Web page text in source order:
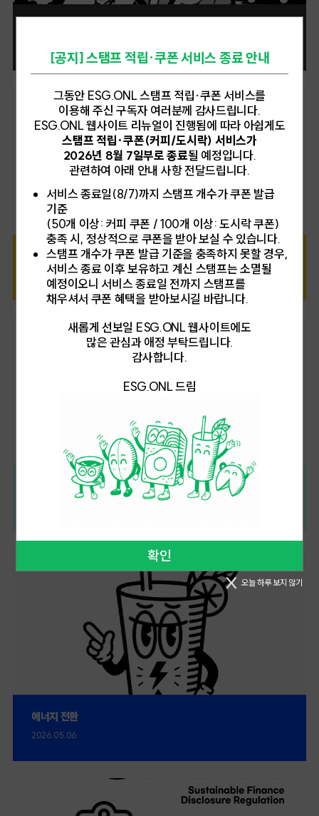
유럽지속가능성보고기준
2026.05.18
코리아 밸류업 지수
에너지 전환
2026.05.06
[공지] 스탬프 적립·쿠폰 서비스 종료 안내
그동안 ESG.ONL 스탬프 적립·쿠폰 서비스를
이용해 주신 구독자 여러분께 감사드립니다.
ESG.ONL 웹사이트 리뉴얼이 진행됨에 따라 아쉽게도
스탬프 적립·쿠폰(커피/도시락) 서비스가
2026년 8월 7일부로 종료될 예정입니다.
관련하여 아래 안내 사항 전달드립니다.
서비스 종료일(8/7)까지 스탬프 개수가 쿠폰 발급
기준
(50개 이상: 커피 쿠폰 / 100개 이상: 도시락 쿠폰)
충족 시, 정상적으로 쿠폰을 받아 보실 수 있습니다.
스탬프 개수가 쿠폰 발급 기준을 충족하지 못할 경우,
서비스 종료 이후 보유하고 계신 스탬프는 소멸될
예정이오니 서비스 종료일 전까지 스탬프를
채우셔서 쿠폰 혜택을 받아보시길 바랍니다.
새롭게 선보일 ESG.ONL 웹사이트에도
많은 관심과 애정 부탁드립니다.
감사합니다.
ESG.ONL 드림
확인
오늘 하루 보지 않기